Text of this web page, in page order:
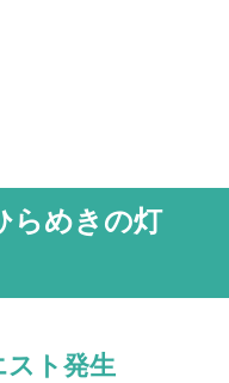
らめきの灯
スト発生